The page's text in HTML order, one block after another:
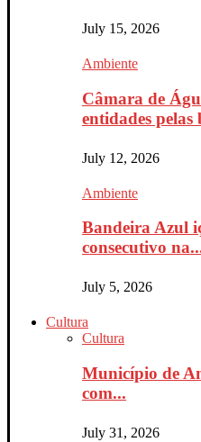
July 15, 2026
Ambiente
Câmara de
entidades pelas
July 12, 2026
Ambiente
Bandeira Azul
consecutivo
July 5, 2026
Cultura
Cultura
Município de
com...
July 31, 2026